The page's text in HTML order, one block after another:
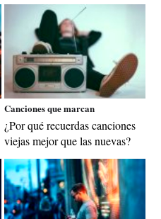
Canciones que marcan
¿Por qué recuerdas canciones
viejas mejor que las nuevas?